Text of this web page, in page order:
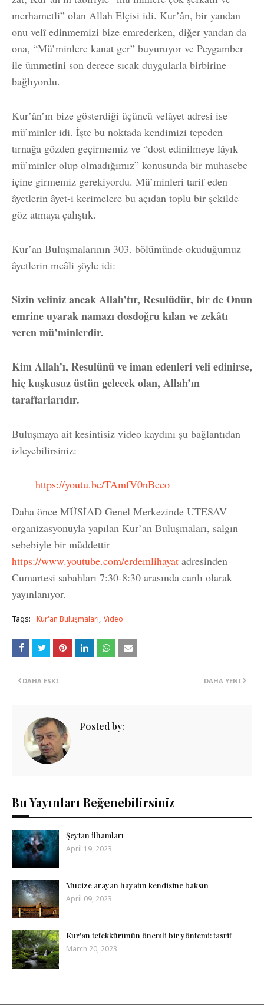
merhametli” olan Allah Elçisi idi. Kur’ân, bir yandan
onu velî edinmemizi bize emrederken, diğer yandan da
ona, “Mü’minlere kanat ger” buyuruyor ve Peygamber
ile ümmetini son derece sıcak duygularla birbirine
bağlıyordu.
Kur’ân’ın bize gösterdiği üçüncü velâyet adresi ise
mü’minler idi. İşte bu noktada kendimizi tepeden
tırnağa gözden geçirmemiz ve “dost edinilmeye lâyık
mü’minler olup olmadığımız” konusunda bir muhasebe
içine girmemiz gerekiyordu. Mü’minleri tarif eden
âyetlerin âyet-i kerimelere bu açıdan toplu bir şekilde
göz atmaya çalıştık.
Kur’an Buluşmalarının 303. bölümünde okuduğumuz
âyetlerin meâli şöyle idi:
Sizin veliniz ancak Allah’tır, Resulüdür, bir de Onun
emrine uyarak namazı dosdoğru kılan ve zekâtı
veren mü’minlerdir.
Kim Allah’ı, Resulünü ve iman edenleri veli edinirse,
hiç kuşkusuz üstün gelecek olan, Allah’ın
taraftarlarıdır.
Buluşmaya ait kesintisiz video kaydını şu bağlantıdan
izleyebilirsiniz:
https://youtu.be/TAmfV0nBeco
Daha önce MÜSİAD Genel Merkezinde UTESAV
organizasyonuyla yapılan Kur’an Buluşmaları, salgın
sebebiyle bir müddettir
https://www.youtube.com/erdemlihayat adresinden
Cumartesi sabahları 7:30-8:30 arasında canlı olarak
yayınlanıyor.
Tags: Kur'an Buluşmaları Video
DAHA YENI
DAHA ESKI
Posted by:
Bu Yayınları Beğenebilirsiniz
Şeytan ilhamları
April 19, 2023
Mucize arayan hayatın kendisine baksın
April 09, 2023
Kur'an tefekkürünün önemli bir yöntemi: tasrif
March 20, 2023